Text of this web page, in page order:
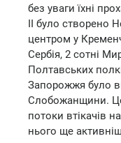
без уваги їхні
II було створено
центром у
Сербія, 2 сотні
Полтавських
Запорожжя було
Слобожанщини.
потоки втікачів
нього ще